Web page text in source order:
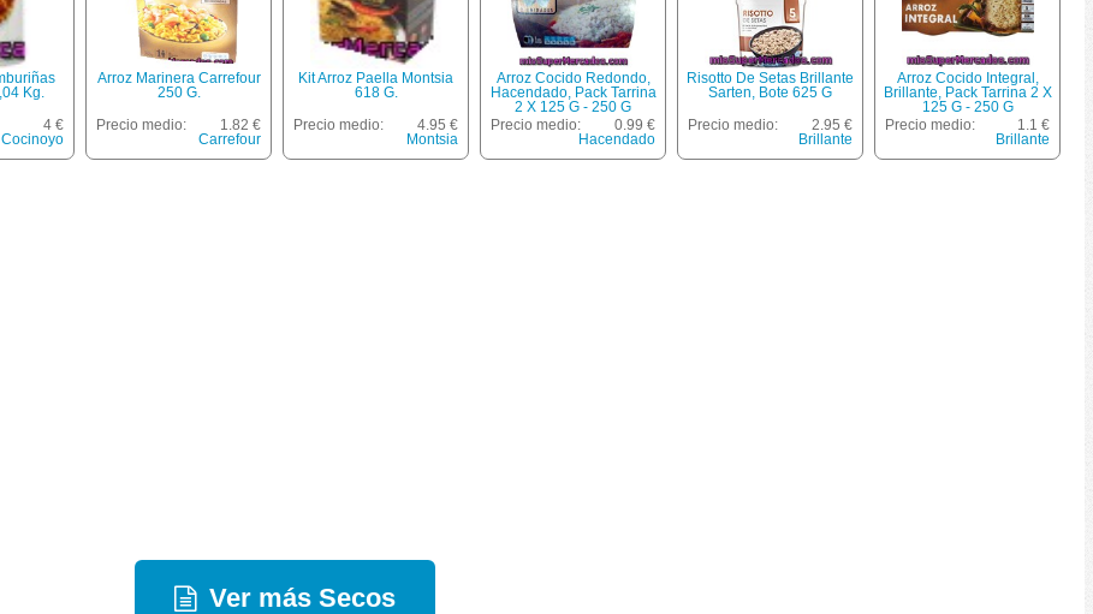
Kg.
4 €
Cocinoyo
Arroz Marinera Carrefour
250 G.
Precio medio:
1.82 €
Carrefour
Kit Arroz Paella Montsia
618 G.
Precio medio:
4.95 €
Montsia
Arroz Cocido Redondo,
Hacendado, Pack Tarrina
2 X 125 G - 250 G
Precio medio:
0.99 €
Hacendado
Risotto De Setas Brillante
Sarten, Bote 625 G
Precio medio:
2.95 €
Brillante
Arroz Cocido Integral,
Brillante, Pack Tarrina 2 X
125 G - 250 G
Precio medio:
1.1 €
Brillante
Ver más Secos